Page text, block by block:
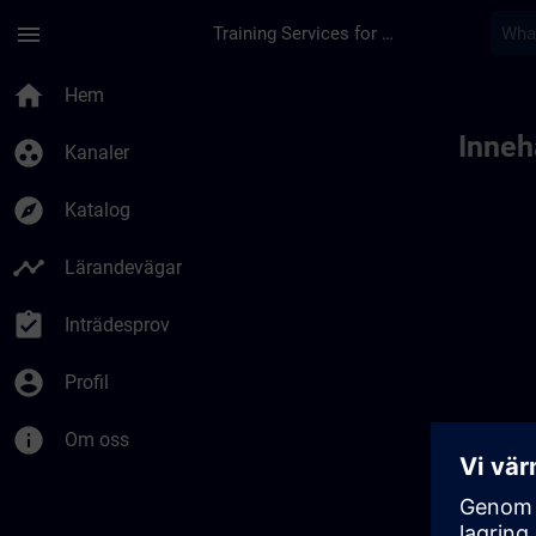
menu Training Services for Digital Industries
home Hem
group_work Kanaler
explore Katalog
timeline Lärandevägar
assignment_turned_in Inträdesprov
account_circle Profil
info Om oss